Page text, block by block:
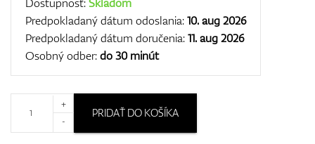
Predpokladaný dátum odoslania:10. aug 2026
Predpokladaný dátum doručenia:11. aug 2026
Osobný odber:do 30 minút
+
-
PRIDAŤ DO KOŠÍKA